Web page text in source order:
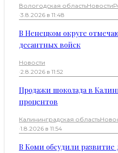
Вологодская областьНовости
·3.8.2026 в 11:48
В Ненецком округе
десантных войск
Новости
·2.8.2026 в 11:52
Продажи шоколада в
процентов
Калининградская область
·1.8.2026 в 11:54
В Коми обсудили развитие